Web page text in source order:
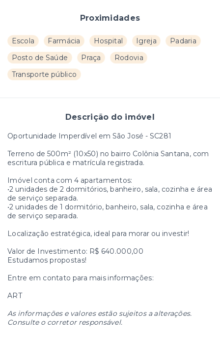
Proximidades
Escola Farmácia Hospital Igreja
Padaria
Posto de Saúde
Praça
Rodovia
Transporte público
Descrição do imóvel
Oportunidade Imperdível em São José - SC281
Terreno de 500m² (10x50) no bairro Colônia Santana, com
escritura pública e matrícula registrada.
Imóvel conta com 4 apartamentos:
•2 unidades de 2 dormitórios, banheiro, sala, cozinha e área
de serviço separada.
•2 unidades de 1 dormitório, banheiro, sala, cozinha e área
de serviço separada.
Localização estratégica, ideal para morar ou investir!
Valor de Investimento: R$ 640.000,00
Estudamos propostas!
Entre em contato para mais informações:
ART
As informações e valores estão sujeitos a alterações.
Consulte o corretor responsável.